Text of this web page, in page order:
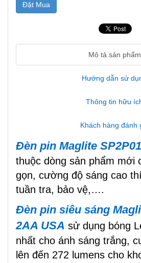
Đặt Mua
Mô tả sản phẩm
Hướng dẫn sử
Thông tin hữu
Khách hàng đánh
Đèn pin Maglite
thuộc dòng sản phẩm mới
gọn, cường độ sáng cao
tuần tra, bảo vệ,….
Đèn pin siêu sáng
2AA USA sử dụng bóng
nhất cho ánh sáng trắng,
lên đến 272 lumens cho